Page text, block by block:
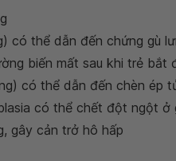
có thể dẫn đến chứng gù
biến mất sau khi trẻ bắt
có thể dẫn đến chèn ép
có thể chết đột ngột ở
gây cản trở hô hấp